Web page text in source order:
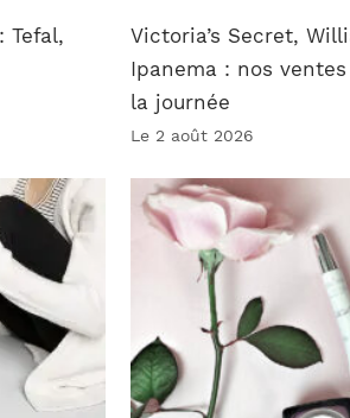
Tefal,
Victoria’s Secret,
Ipanema : nos
la journée
Le 2 août 2026